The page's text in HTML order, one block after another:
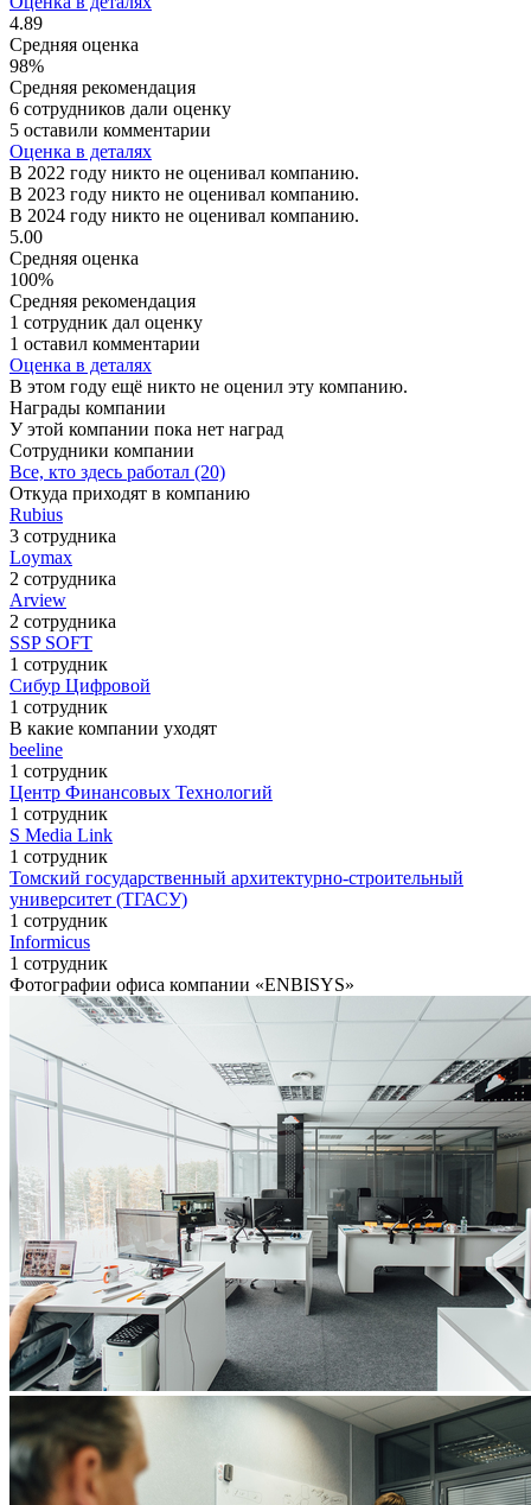
4.89
Средняя оценка
98%
Средняя рекомендация
6 сотрудников дали оценку
5 оставили комментарии
Оценка в деталях
В 2022 году никто не оценивал компанию.
В 2023 году никто не оценивал компанию.
В 2024 году никто не оценивал компанию.
5.00
Средняя оценка
100%
Средняя рекомендация
1 сотрудник дал оценку
1 оставил комментарии
Оценка в деталях
В этом году ещё никто не оценил эту компанию.
Награды компании
У этой компании пока нет наград
Сотрудники компании
Все, кто здесь работал (20)
Откуда приходят в компанию
Rubius
3 сотрудника
Loymax
2 сотрудника
Arview
2 сотрудника
SSP SOFT
1 сотрудник
Сибур Цифровой
1 сотрудник
В какие компании уходят
beeline
1 сотрудник
Центр Финансовых Технологий
1 сотрудник
S Media Link
1 сотрудник
Томский государственный архитектурно-строительный
университет (ТГАСУ)
1 сотрудник
Informicus
1 сотрудник
Фотографии офиса компании «ENBISYS»